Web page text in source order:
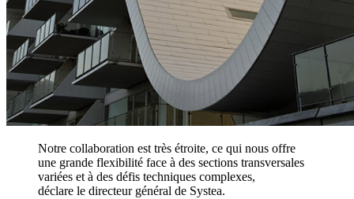
Notre collaboration est très étroite, ce qui nous offre
une grande flexibilité face à des sections transversales
variées et à des défis techniques complexes,
déclare le directeur général de Systea.